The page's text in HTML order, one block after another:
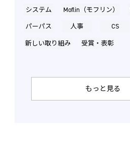
システム
Moflin（モフリン）
パーパス
人事
CS
新しい取り組み
受賞・表彰
もっと見る